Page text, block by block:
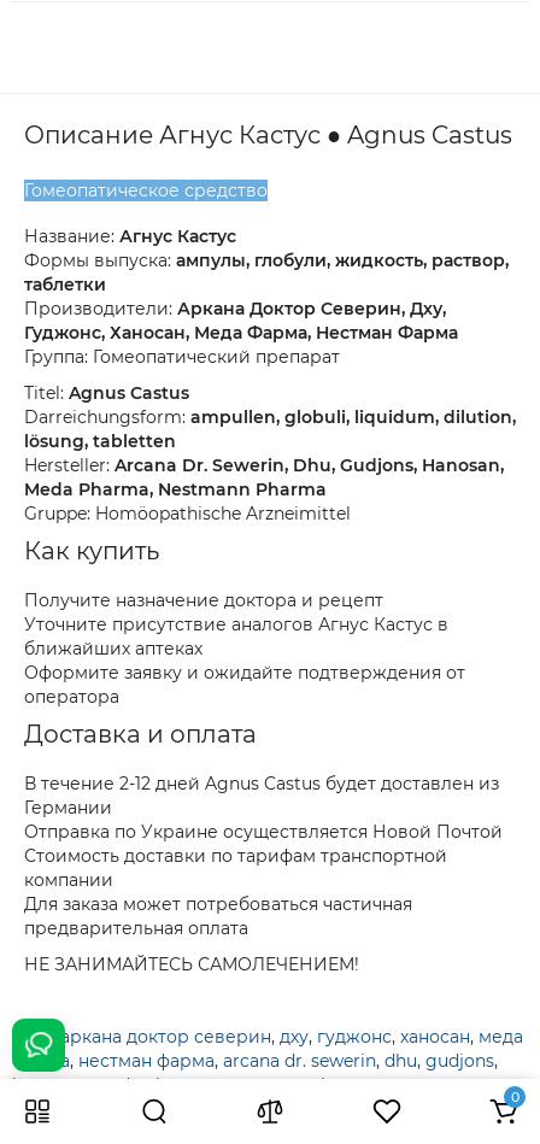
0
Описание Агнус Кастус ● Agnus Castus
Гомеопатическое средство
Название: Агнус Кастус
Формы выпуска: ампулы, глобули, жидкость, раствор,
таблетки
Производители: Аркана Доктор Северин, Дху,
Гуджонс, Ханосан, Меда Фарма, Нестман Фарма
Группа: Гомеопатический препарат
Titel: Agnus Castus
Darreichungsform: ampullen, globuli, liquidum, dilution,
lösung, tabletten
Hersteller: Arcana Dr. Sewerin, Dhu, Gudjons, Hanosan,
Meda Pharma, Nestmann Pharma
Gruppe: Homöopathische Arzneimittel
Как купить
Получите назначение доктора и рецепт
Уточните присутствие аналогов Агнус Кастус в
ближайших аптеках
Оформите заявку и ожидайте подтверждения от
оператора
Доставка и оплата
В течение 2-12 дней Agnus Castus будет доставлен из
Германии
Отправка по Украине осуществляется Новой Почтой
Стоимость доставки по тарифам транспортной
компании
Для заказа может потребоваться частичная
предварительная оплата
НЕ ЗАНИМАЙТЕСЬ САМОЛЕЧЕНИЕМ!
Теги: аркана доктор северин, дху, гуджонс, ханосан, меда
фарма, нестман фарма, arcana dr. sewerin, dhu, gudjons,
hanosan
meda pharma nestmann pharma
2 356 грн В корзину